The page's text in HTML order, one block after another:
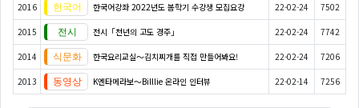
2016 한국어강좌 2022년도 봄학기 수강생 모집요강 22-02-24 7502
2015 전시「천년의 고도 경주」 22-02-24 7742
2014 한국요리교실〜김치찌개를 직접 만들어봐요! 22-02-24 7206
2013 K엔타메라보～Billlie 온라인 인터뷰 22-02-14 7256